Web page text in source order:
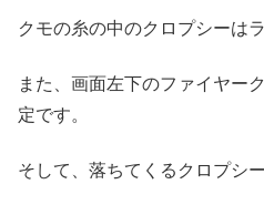
クモの糸の中のクロプシーは
また、画面左下のファイヤー
定です。
そして、落ちてくるクロプシ